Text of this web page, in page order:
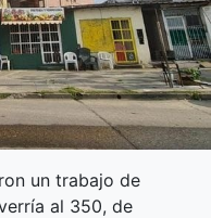
un trabajo de
al 350, de